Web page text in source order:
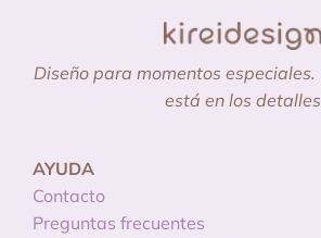
Diseño para momentos especiales.
está en los detalles
AYUDA
Contacto
Preguntas frecuentes